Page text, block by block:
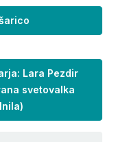
Lara Pezdir
svetovalka
)